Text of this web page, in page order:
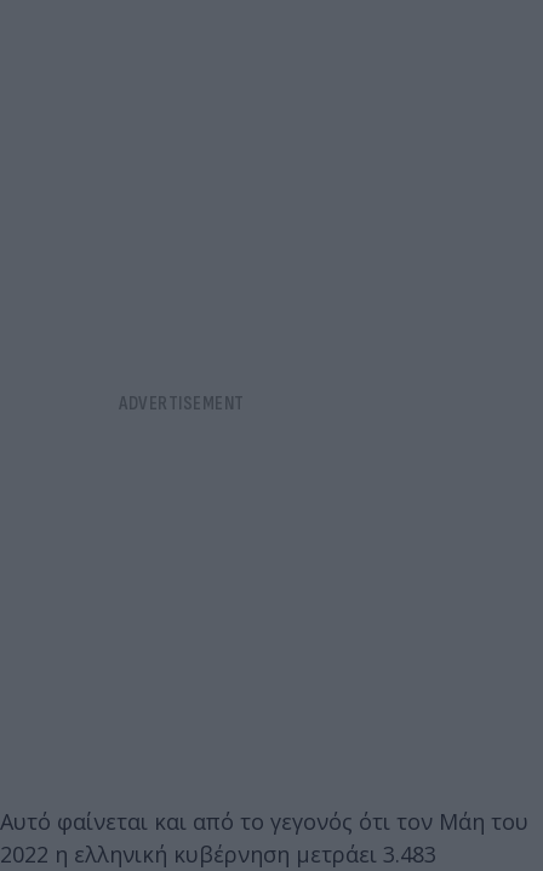
Αυτό φαίνεται και από το γεγονός ότι τον Μάη του
2022 η ελληνική κυβέρνηση μετράει 3.483